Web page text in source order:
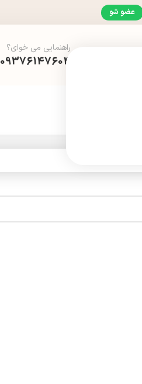
عضو شو
راهنمایی می خوای؟
09376147604